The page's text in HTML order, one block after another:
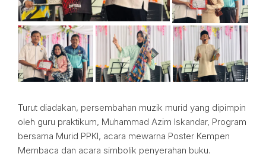
Turut diadakan, persembahan muzik murid yang dipimpin
oleh guru praktikum, Muhammad Azim Iskandar, Program
bersama Murid PPKI, acara mewarna Poster Kempen
Membaca dan acara simbolik penyerahan buku.